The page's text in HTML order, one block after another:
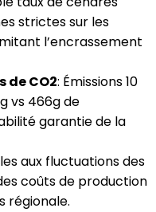
strictes sur les
l’encrassement
de CO2: Émissions 10
vs 466g de
garantie de la
aux fluctuations des
coûts de production
régionale.